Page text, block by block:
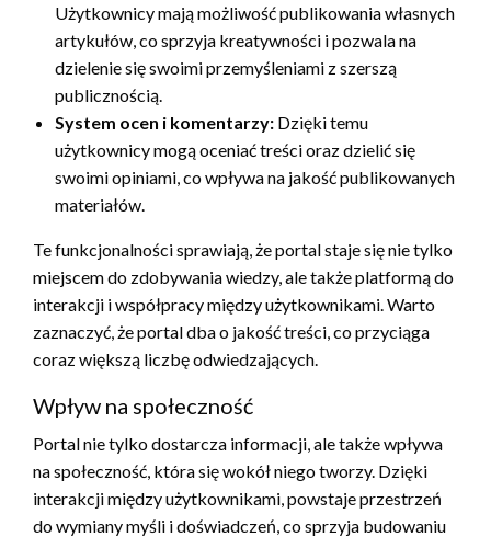
Użytkownicy mają możliwość publikowania własnych
artykułów, co sprzyja kreatywności i pozwala na
dzielenie się swoimi przemyśleniami z szerszą
publicznością.
System ocen i komentarzy: Dzięki temu
użytkownicy mogą oceniać treści oraz dzielić się
swoimi opiniami, co wpływa na jakość publikowanych
materiałów.
Te funkcjonalności sprawiają, że portal staje się nie tylko
miejscem do zdobywania wiedzy, ale także platformą do
interakcji i współpracy między użytkownikami. Warto
zaznaczyć, że portal dba o jakość treści, co przyciąga
coraz większą liczbę odwiedzających.
Wpływ na społeczność
Portal nie tylko dostarcza informacji, ale także wpływa
na społeczność, która się wokół niego tworzy. Dzięki
interakcji między użytkownikami, powstaje przestrzeń
do wymiany myśli i doświadczeń, co sprzyja budowaniu